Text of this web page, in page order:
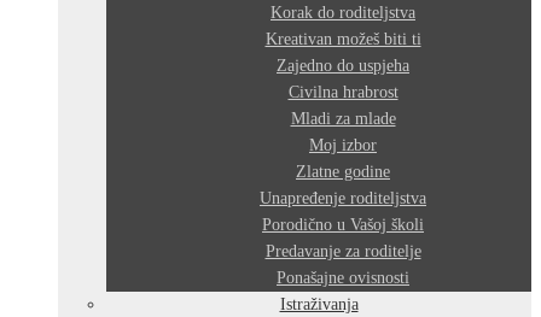
Korak do roditeljstva
Kreativan možeš biti ti
Zajedno do uspjeha
Civilna hrabrost
Mladi za mlade
Moj izbor
Zlatne godine
Unapređenje roditeljstva
Porodično u Vašoj školi
Predavanje za roditelje
Ponašajne ovisnosti
Istraživanja